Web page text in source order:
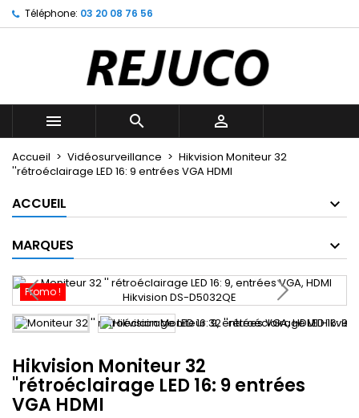
Téléphone: 03 20 08 76 56
  
Accueil Vidéosurveillance
Hikvision Moniteur 32
''rétroéclairage LED 16: 9 entrées VGA HDMI
ACCUEIL
MARQUES
Promo !
Hikvision Moniteur 32
''rétroéclairage LED 16: 9 entrées
VGA HDMI
Mes listes d'envies
((title))
((cancelText))
Connexion
Vous devez être connecté pour ajouter des produits à
((cancelText))